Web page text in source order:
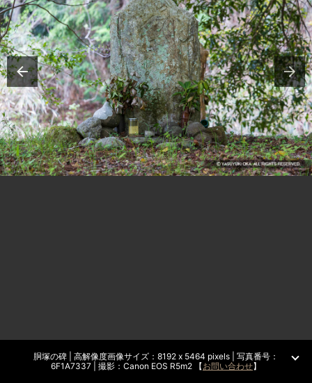
胴塚の碑 | 高解像度画像サイズ：8192 x 5464 pixels | 写真番号：
6F1A7337 | 撮影：Canon EOS R5m2 【お問い合わせ】